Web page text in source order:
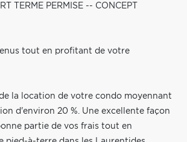
TERME PERMISE -- CONCEPT
tout en profitant de votre
la location de votre condo moyennant
d'environ 20 %. Une excellente façon
partie de vos frais tout en